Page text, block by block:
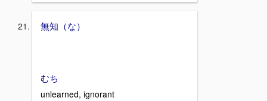
無知（な）
むち
unlearned, ignorant